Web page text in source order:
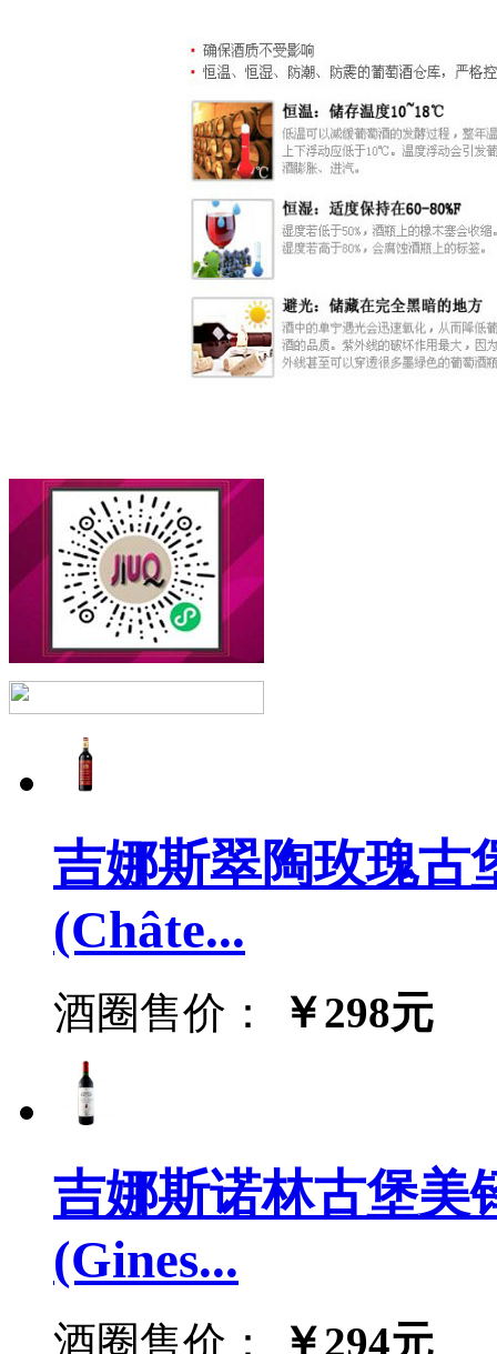
吉娜斯翠陶玫瑰古
(Châte...
酒圈售价： ￥298元
吉娜斯诺林古堡美
(Gines...
酒圈售价： ￥294元